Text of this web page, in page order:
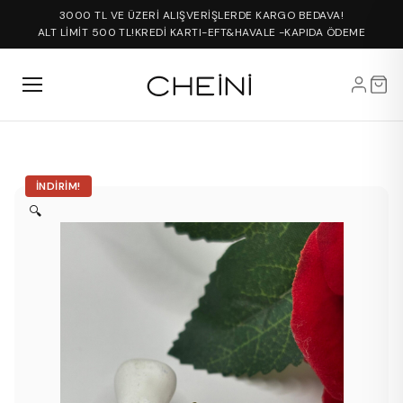
3000 TL VE ÜZERİ ALIŞVERİŞLERDE KARGO BEDAVA!
ALT LİMİT 500 TL!KREDİ KARTI-EFT&HAVALE -KAPIDA ÖDEME
İNDIRIM!
🔍